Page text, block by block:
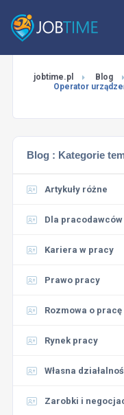
jobtime.pl Blog
Operator
Blog : Kategorie
Artykuły różne
Dla pracodawców
Kariera w pracy
Prawo pracy
Rozmowa o pracę
Rynek pracy
Własna
Zarobki i